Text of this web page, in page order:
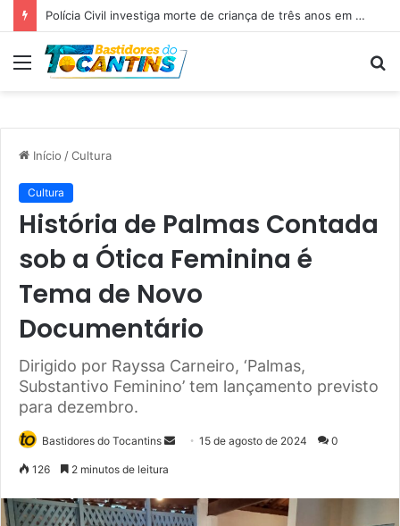
Professora Dorinha lidera disputa pelo Governo do Tocantins com 37,4% das intenções de voto, aponta pesquisa
Menu
Início /Cultura
Cultura
História de Palmas Contada
sob a Ótica Feminina é
Tema de Novo
Documentário
Dirigido por Rayssa Carneiro, ‘Palmas,
Substantivo Feminino’ tem lançamento previsto
para dezembro.
Bastidores do Tocantins
d
15 de agosto de 2024 0
126 2 minutos de leitura